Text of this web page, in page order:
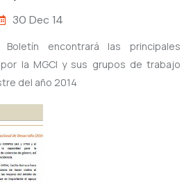
30 Dec 14
encontrará las principales
la MGCI y sus grupos de trabajo
del año 2014